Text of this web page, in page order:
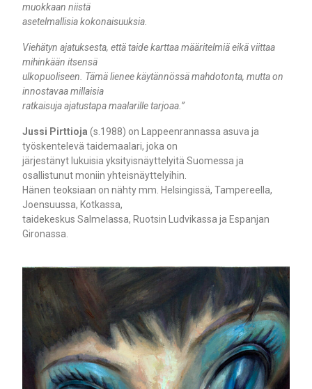
muokkaan niistä
asetelmallisia kokonaisuuksia.
Viehätyn ajatuksesta, että taide karttaa määritelmiä eikä viittaa
mihinkään itsensä
ulkopuoliseen. Tämä lienee käytännössä mahdotonta, mutta on
innostavaa millaisia
ratkaisuja ajatustapa maalarille tarjoaa.”
Jussi Pirttioja(s.1988) on Lappeenrannassa asuva ja
työskentelevä taidemaalari, joka on
järjestänyt lukuisia yksityisnäyttelyitä Suomessa ja
osallistunut moniin yhteisnäyttelyihin.
Hänen teoksiaan on nähty mm. Helsingissä, Tampereella,
Joensuussa, Kotkassa,
taidekeskus Salmelassa, Ruotsin Ludvikassa ja Espanjan
Gironassa.